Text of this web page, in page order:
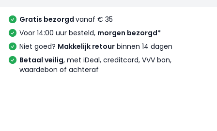
Gratis bezorgd vanaf € 35
Voor 14:00 uur besteld, morgen bezorgd*
Niet goed? Makkelijk retour binnen 14 dagen
Betaal veilig, met iDeal, creditcard, VVV bon,
waardebon of achteraf